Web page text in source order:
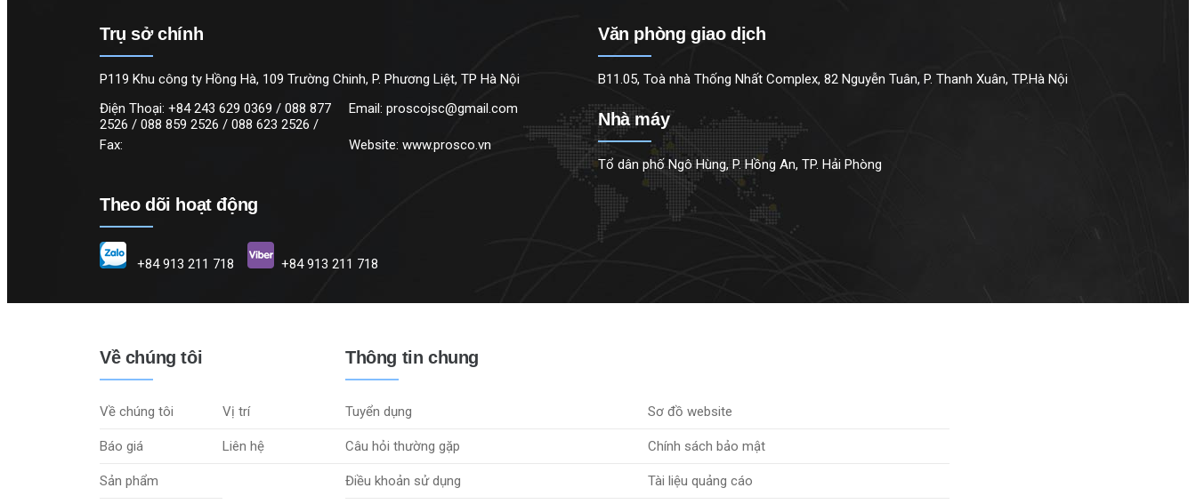
Trụ sở chính
P119 Khu công ty Hồng Hà, 109 Trường Chinh, P. Phương Liệt, TP Hà Nội
Điện Thoại: +84 243 629 0369 / 088 877
2526 / 088 859 2526 / 088 623 2526 /
Email: proscojsc@gmail.com
Fax: Website: www.prosco.vn
Văn phòng giao dịch
B11.05, Toà nhà Thống Nhất Complex, 82 Nguyễn Tuân, P. Thanh Xuân, TP.Hà Nội
Nhà máy
Tổ dân phố Ngô Hùng, P. Hồng An, TP. Hải Phòng
Theo dõi hoạt động
+84 913 211 718 +84 913 211 718
Về chúng tôi
Về chúng tôi Vị trí
Báo giá Liên hệ
Sản phẩm
Thông tin chung
Tuyển dụng Sơ đồ website
Câu hỏi thường gặp Chính sách bảo mật
Điều khoản sử dụng Tài liệu quảng cáo